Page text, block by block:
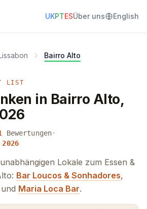
UKPTESÜber uns English
Bairro Alto
LIST
in Bairro Alto,
Bewertungen·
Lokale zum Essen &
Bar Loucos & Sonhadores,
und Maria Loca Bar.